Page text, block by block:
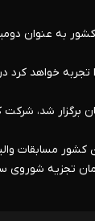
کشور به عنوان
مردان جهان را
سه مدال نقره و سه نشان برنز (۱۲
تجزیه شوروی